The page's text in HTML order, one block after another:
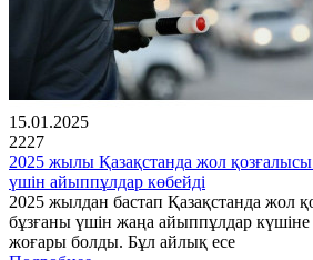
15.01.2025
2227
2025 жылы Қазақстанда жол қозғалысы
үшін айыппұлдар көбейді
2025 жылдан бастап Қазақстанда жол
бұзғаны үшін жаңа айыппұлдар күшіне
жоғары болды. Бұл айлық есе